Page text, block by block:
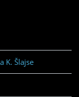
K. Šlajse